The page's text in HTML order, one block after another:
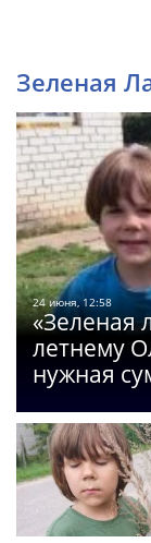
Зеленая
24 июня, 12:58
«Зеленая
летнему
нужная